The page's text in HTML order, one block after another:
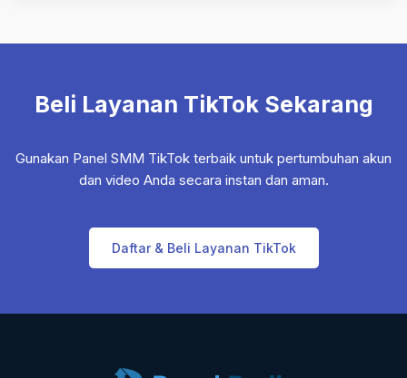
Beli Layanan TikTok Sekarang
Gunakan Panel SMM TikTok terbaik untuk pertumbuhan akun
dan video Anda secara instan dan aman.
Daftar & Beli Layanan TikTok